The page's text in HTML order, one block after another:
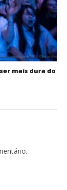
mais dura do